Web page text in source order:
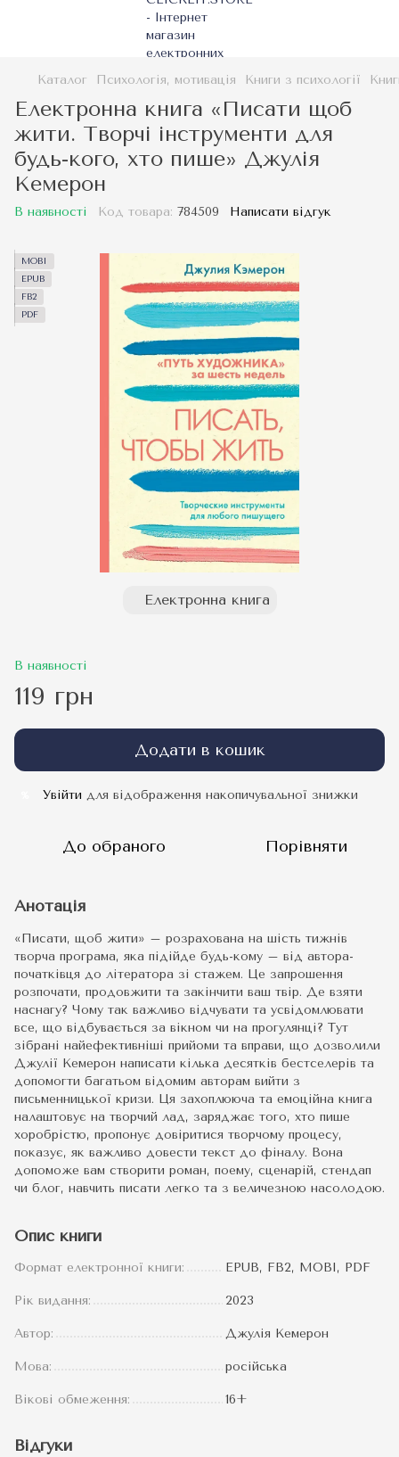
Каталог Психологія, мотивація Книги з психології
Електронна книга «Писати щоб
жити. Творчі інструменти для
будь-кого, хто пише» Джулія
Кемерон
В наявності Код товара: 784509 Написати відгук
MOBI
EPUB
FB2
PDF
Електронна книга
В наявності
119 грн
Додати в кошик
Увійти для відображення накопичувальної знижки
До обраного Порівняти
Анотація
«Писати, щоб жити» – розрахована на шість тижнів
творча програма, яка підійде будь-кому – від автора-
початківця до літератора зі стажем. Це запрошення
розпочати, продовжити та закінчити ваш твір. Де взяти
наснагу? Чому так важливо відчувати та усвідомлювати
все, що відбувається за вікном чи на прогулянці? Тут
зібрані найефективніші прийоми та вправи, що дозволили
Джулії Кемерон написати кілька десятків бестселерів та
допомогти багатьом відомим авторам вийти з
письменницької кризи. Ця захоплююча та емоційна книга
налаштовує на творчий лад, заряджає того, хто пише
хоробрістю, пропонує довіритися творчому процесу,
показує, як важливо довести текст до фіналу. Вона
допоможе вам створити роман, поему, сценарій, стендап
чи блог, навчить писати легко та з величезною насолодою.
Опис книги
Формат електронної книги: EPUB, FB2, MOBI, PDF
Рік видання: 2023
Автор: Джулія Кемерон
Мова: російська
Вікові обмеження: 16+
Відгуки